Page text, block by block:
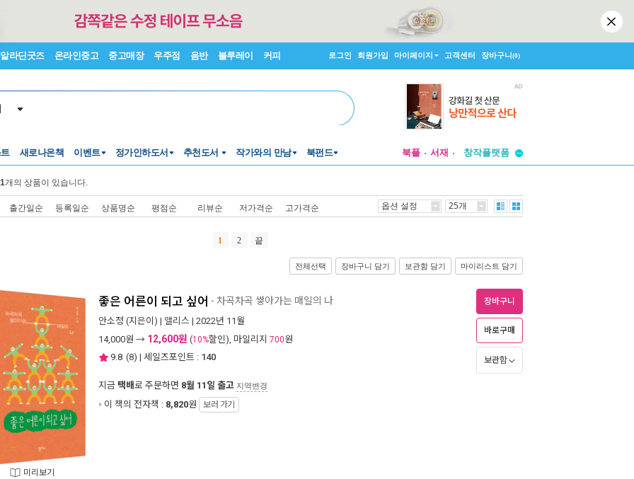
알라딘굿즈 온라인중고 중고매장 우주점 음반 블루레이 커피 로그인 회원가입 마이페이지 고객센터 장바구니(0)
새로나온책 이벤트 정가인하도서 추천도서 작가와의 만남 북펀드 북플 서재
창작플랫폼
개의 상품이 있습니다.
출간일순 등록일순 상품명순 평점순 리뷰순 저가격순 고가격순 옵션 설정 25개
1 2 끝
전체선택 장바구니 담기 보관함 담기 마이리스트 담기
미리보기
좋은 어른이 되고 싶어 - 차곡차곡 쌓아가는 매일의 나
안소정 (지은이) | 앨리스 | 2022년 11월
14,000원 → 12,600원 (10%할인), 마일리지 700원
9.8 (8) | 세일즈포인트 : 140
지금 택배로 주문하면 8월 11일 출고 지역변경
이 책의 전자책 : 8,820원 보러 가기
장바구니
바로구매
보관함